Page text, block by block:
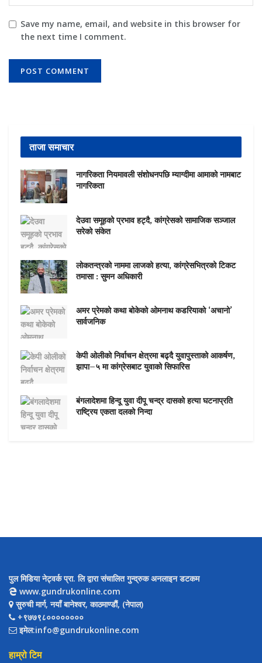
Save my name, email, and website in this browser for
the next time I comment.
ताजा समाचार
नागरिकता नियमावली संशोधनपछि म्याग्दीमा आमाको नामबाट
नागरिकता
देउवा समूहको प्रभाव हट्दै, कांग्रेसको सामाजिक सञ्जाल
सरेको संकेत
लोकतन्त्रको नाममा लाजको हत्या, कांग्रेसभित्रको टिकट
तमासा : सुमन अधिकारी
अमर प्रेमको कथा बोकेको ओमनाथ कडरियाको ‘अचानो’
सार्वजनिक
केपी ओलीको निर्वाचन क्षेत्रमा बढ्दै युवापुस्ताको आकर्षण,
झापा–५ मा कांग्रेसबाट युवाको सिफारिस
बंगलादेशमा हिन्दू युवा दीपू चन्द्र दासको हत्या घटनाप्रति
राष्ट्रिय एकता दलको निन्दा
पुल मिडिया नेट्वर्क प्रा. लि द्वारा संचालित गुन्द्रुक अनलाइन डटकम
www.gundrukonline.com
सुरुची मार्ग, नयाँ बानेश्वर, काठमाण्डौैं, (नेपाल)
+९७७९८००००००००
इमेल:info@gundrukonline.com
हाम्रो टिम